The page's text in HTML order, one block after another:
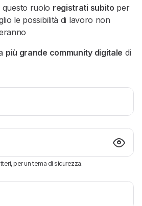
questo ruolo registrati subito per
le possibilità di lavoro non
più grande community digitale di
per un tema di sicurezza.